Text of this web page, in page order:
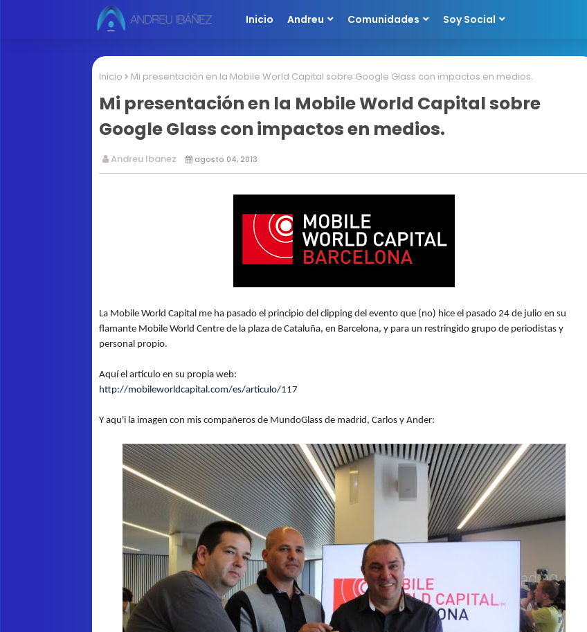
Inicio Andreu Comunidades Soy Social
Inicio Mi presentación en la Mobile World Capital sobre Google Glass con impactos en medios.
Mi presentación en la Mobile World Capital sobre
Google Glass con impactos en medios.
Andreu Ibanez agosto 04, 2013
La Mobile World Capital me ha pasado el principio del clipping del evento que (no) hice el pasado 24 de julio en su
flamante Mobile World Centre de la plaza de Cataluña, en Barcelona, y para un restringido grupo de periodistas y
personal propio.
Aquí el artículo en su propia web:
http://mobileworldcapital.com/es/articulo/117
Y aqu'i la imagen con mis compañeros de MundoGlass de madrid, Carlos y Ander: